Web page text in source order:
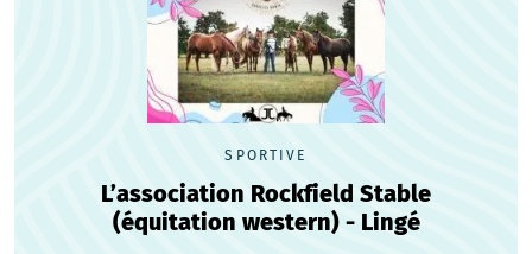
SPORTIVE
L’association Rockfield Stable
(équitation western) - Lingé